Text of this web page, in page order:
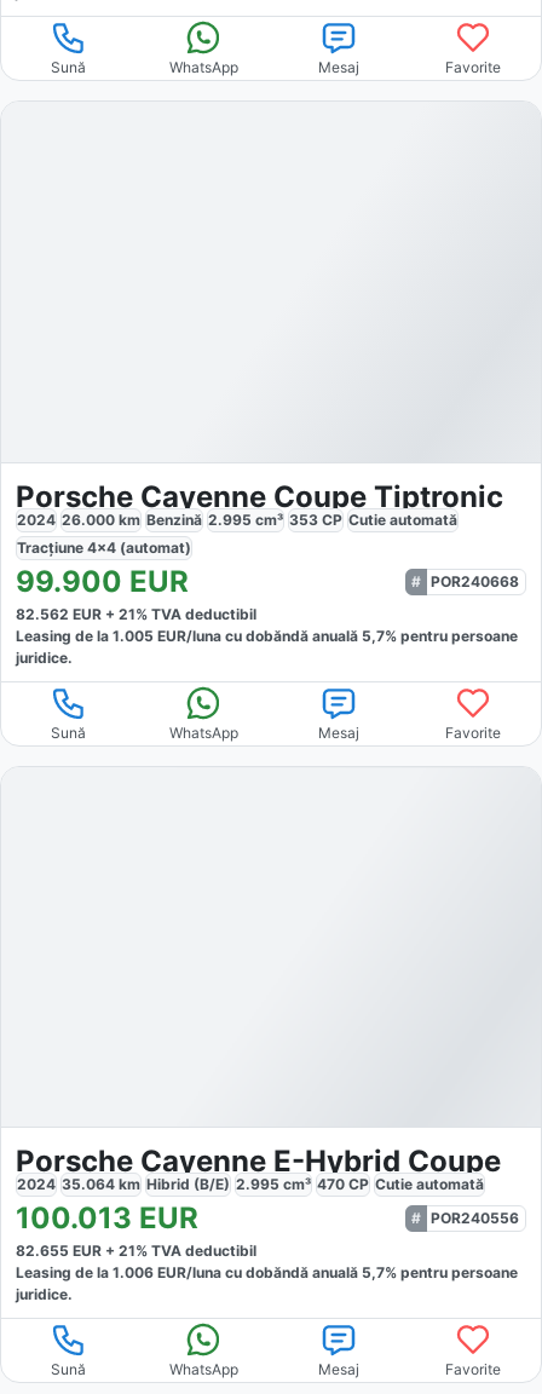
Sună WhatsApp Mesaj Favorite
Porsche Cayenne Coupe Tiptronic
2024 26.000 km Benzină 2.995 cm³ 353 CP Cutie automată
Tracțiune 4x4 (automat)
99.900 EUR
POR240668
82.562 EUR + 21% TVA deductibil
Leasing de la 1.005 EUR/luna cu dobăndă anuală 5,7% pentru persoane
juridice.
Sună WhatsApp Mesaj Favorite
Porsche Cayenne E-Hybrid Coupe
2024 35.064 km Hibrid (B/E) 2.995 cm³ 470 CP Cutie automată
100.013 EUR
POR240556
82.655 EUR + 21% TVA deductibil
Leasing de la 1.006 EUR/luna cu dobăndă anuală 5,7% pentru persoane
juridice.
Sună WhatsApp Mesaj Favorite